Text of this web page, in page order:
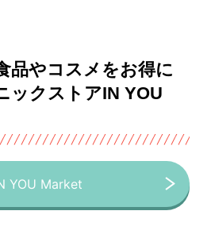
品やコスメをお得に
ックストアIN YOU
YOU Market